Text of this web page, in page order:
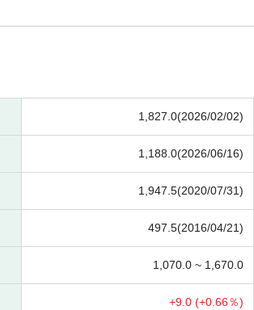
1,827.0(2026/02/02)
1,188.0(2026/06/16)
1,947.5(2020/07/31)
497.5(2016/04/21)
1,070.0 ~ 1,670.0
+9.0 (+0.66％)